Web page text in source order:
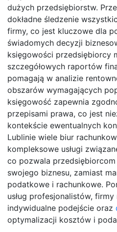
dużych przedsiębiorstw.
dokładne śledzenie
firmy, co jest kluczowe dla
świadomych decyzji
księgowości przedsiębiorcy
szczegółowych raportów
pomagają w analizie
obszarów wymagających
księgowość zapewnia
przepisami prawa, co jest
kontekście ewentualnych
Lublinie wiele biur
kompleksowe usługi
co pozwala
swojego biznesu, zamiast
podatkowe i rachunkowe.
usług profesjonalistów,
indywidualne podejście oraz
optymalizacji kosztów i